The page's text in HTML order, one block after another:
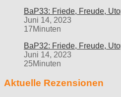
BaP33: Friede, Freude,
Juni 14, 2023
17Minuten
BaP32: Friede, Freude,
Juni 14, 2023
25Minuten
Aktuelle Rezensionen